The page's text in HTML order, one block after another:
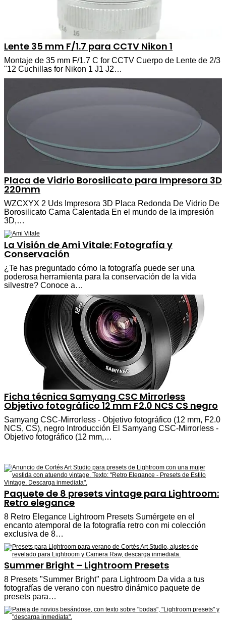
Lente 35 mm F/1.7 para CCTV Nikon 1
Montaje de 35 mm F/1.7 C for CCTV Cuerpo de Lente de 2/3
"12 Cuchillas for Nikon 1 J1 J2…
Placa de Vidrio Borosilicato para Impresora 3D
220mm
WZCXYX 2 Uds Impresora 3D Placa Redonda De Vidrio De
Borosilicato Cama Calentada En el mundo de la impresión
3D,…
La Visión de Ami Vitale: Fotografía y
Conservación
¿Te has preguntado cómo la fotografía puede ser una
poderosa herramienta para la conservación de la vida
silvestre? Conoce a…
Ficha técnica Samyang CSC Mirrorless
Objetivo fotográfico 12 mm F2.0 NCS CS negro
Samyang CSC-Mirrorless - Objetivo fotográfico (12 mm, F2.0
NCS, CS), negro Introducción El Samyang CSC-Mirrorless -
Objetivo fotográfico (12 mm,…
Paquete de 8 presets vintage para Lightroom:
Retro elegance
8 Retro Elegance Lightroom Presets Sumérgete en el
encanto atemporal de la fotografía retro con mi colección
exclusiva de 8…
Summer Bright – Lightroom Presets
8 Presets "Summer Bright" para Lightroom Da vida a tus
fotografías de verano con nuestro dinámico paquete de
presets para…